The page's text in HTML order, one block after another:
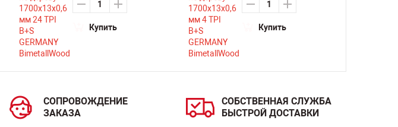
Купить Купить
СОПРОВОЖДЕНИЕ
ЗАКАЗА
СОБСТВЕННАЯ СЛУЖБА
БЫСТРОЙ ДОСТАВКИ